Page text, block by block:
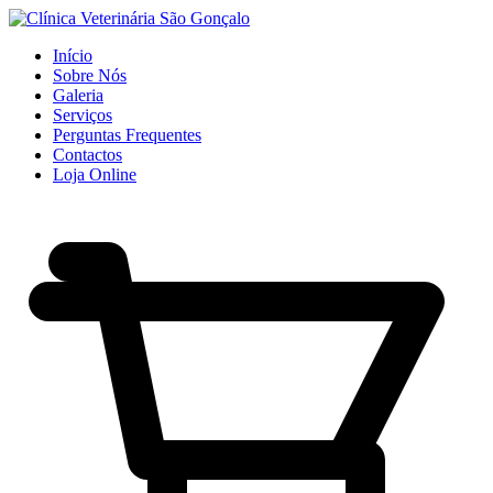
Início
Sobre Nós
Galeria
Serviços
Perguntas Frequentes
Contactos
Loja Online